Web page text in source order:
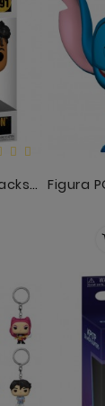
Figura POP Michael Jackson